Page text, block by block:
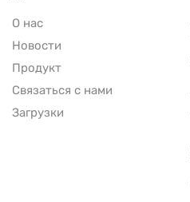
О нас
Новости
Продукт
Связаться с нами
Загрузки